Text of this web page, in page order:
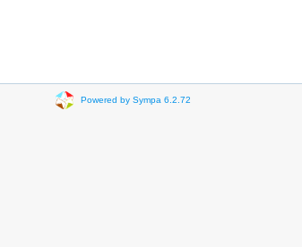
Powered by Sympa 6.2.72